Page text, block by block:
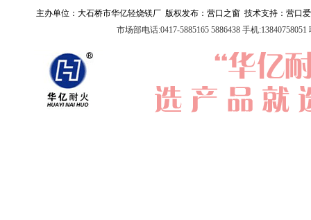
主办单位：大石桥市华亿轻烧镁厂 版权发布： 营口之窗 技术支持： 营口
市场部电话:0417-5885165 5886438 手机